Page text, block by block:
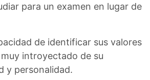
para un examen en lugar de
de identificar sus valores
introyectado de su
y personalidad.